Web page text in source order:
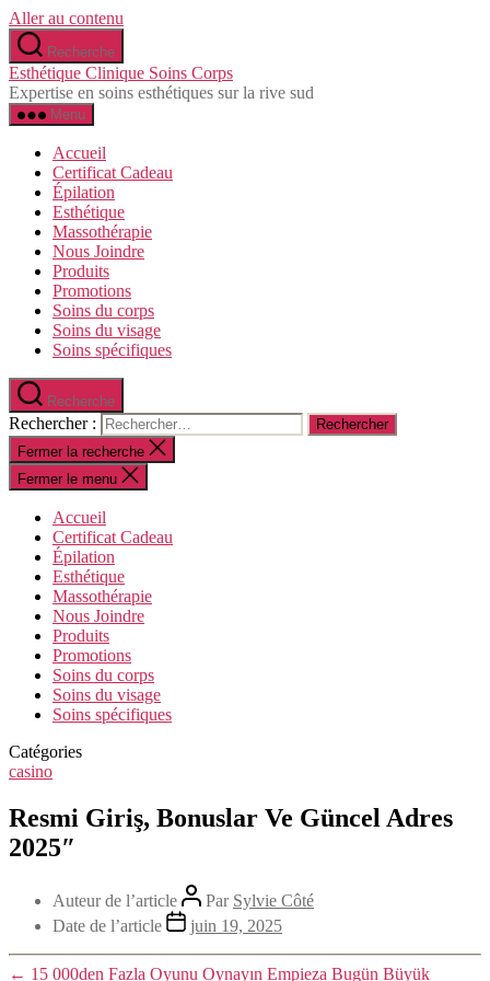
Aller au contenu
Recherche
Esthétique Clinique Soins Corps
Expertise en soins esthétiques sur la rive sud
Menu
Accueil
Certificat Cadeau
Épilation
Esthétique
Massothérapie
Nous Joindre
Produits
Promotions
Soins du corps
Soins du visage
Soins spécifiques
Recherche
Rechercher :
Fermer la recherche
Fermer le menu
Accueil
Certificat Cadeau
Épilation
Esthétique
Massothérapie
Nous Joindre
Produits
Promotions
Soins du corps
Soins du visage
Soins spécifiques
Catégories
casino
Resmi Giriş, Bonuslar Ve Güncel Adres
2025″
Auteur de l’article Par Sylvie Côté
Date de l’article
juin 19, 2025
← 15 000den Fazla Oyunu Oynayın Empieza Bugün Büyük